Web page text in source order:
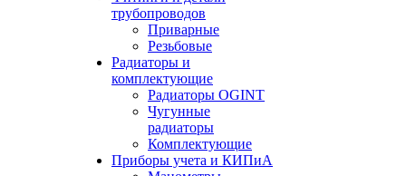
трубопроводов
Приварные
Резьбовые
Радиаторы и
комплектующие
Радиаторы OGINT
Чугунные
радиаторы
Комплектующие
Приборы учета и КИПиА